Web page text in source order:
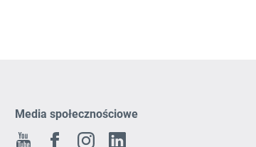
Media społecznościowe
Youtube FacebookInstagram